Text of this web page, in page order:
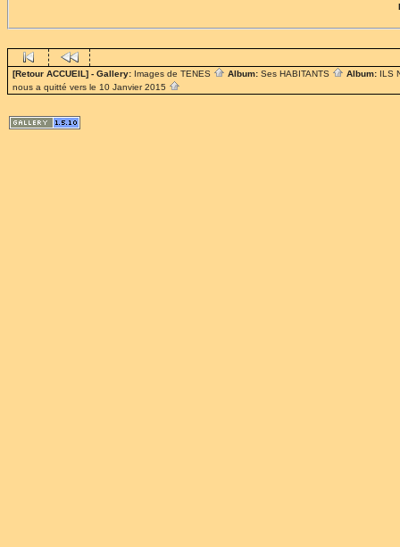
[Retour ACCUEIL] - Gallery: Images de TENES Album: Ses HABITANTS Album: ILS
nous a quitté vers le 10 Janvier 2015